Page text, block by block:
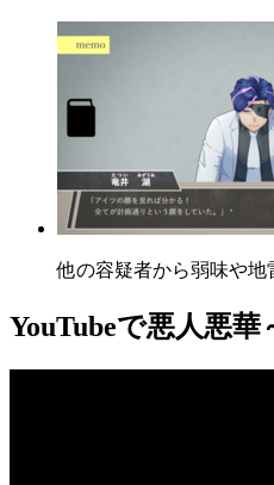
他の容疑者から弱味や
YouTubeで悪人悪華